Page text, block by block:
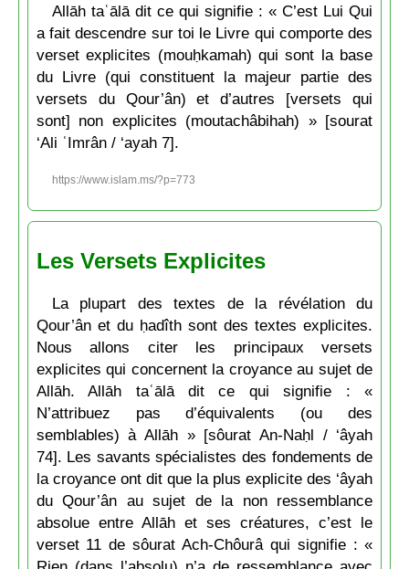
Allāh taʿālā dit ce qui signifie : « C’est Lui Qui
a fait descendre sur toi le Livre qui comporte des
verset explicites (mouḥkamah) qui sont la base
du Livre (qui constituent la majeur partie des
versets du Qour’ân) et d’autres [versets qui
sont] non explicites (moutachâbihah) » [sourat
‘Ali ʿImrân / ‘ayah 7].
https://www.islam.ms/?p=773
Les Versets Explicites
La plupart des textes de la révélation du
Qour’ân et du ḥadîth sont des textes explicites.
Nous allons citer les principaux versets
explicites qui concernent la croyance au sujet de
Allāh. Allāh taʿālā dit ce qui signifie : «
N’attribuez pas d’équivalents (ou des
semblables) à Allāh » [sôurat An-Naḥl / ‘âyah
74]. Les savants spécialistes des fondements de
la croyance ont dit que la plus explicite des ‘âyah
du Qour’ân au sujet de la non ressemblance
absolue entre Allāh et ses créatures, c’est le
verset 11 de sôurat Ach-Chôurâ qui signifie : «